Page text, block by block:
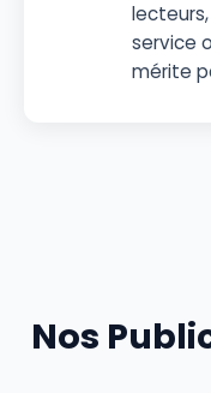
service
mérite
Nos